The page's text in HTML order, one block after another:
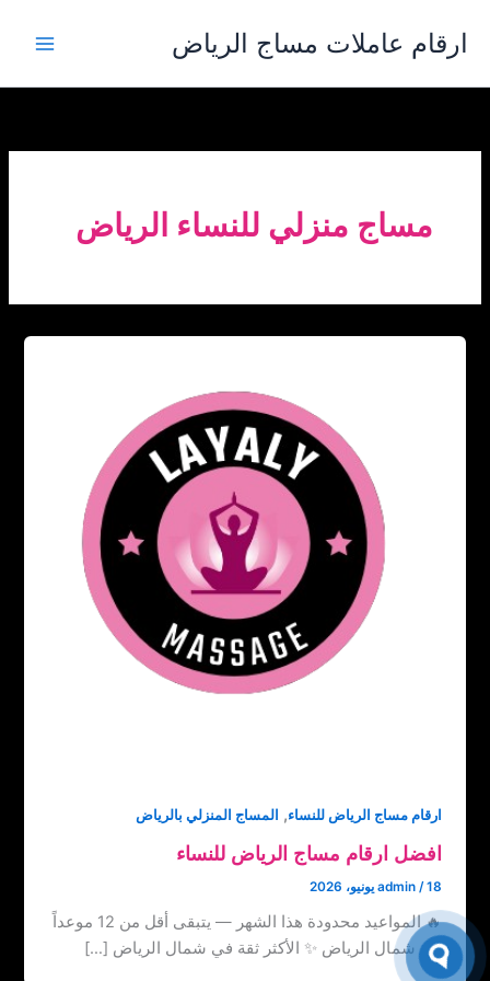
المحتوى
ارقام عاملات مساج الرياض
مساج منزلي للنساء الرياض
ارقام مساج الرياض للنساء, المساج المنزلي بالرياض
افضل ارقام مساج الرياض للنساء
admin /18 يونيو، 2026
🔥 المواعيد محدودة هذا الشهر — يتبقى أقل من 12 موعداً
في شمال الرياض ✨ الأكثر ثقة في شمال الرياض […]